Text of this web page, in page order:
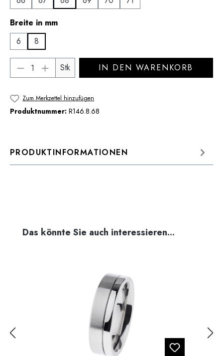
Breite in mmauswählen
6
8
Produkt Anzahl: Gib den gewünschten
Stk IN DEN WARENKORB
Zum Merkzettel hinzufügen
Produktnummer: R146.8.68
PRODUKTINFORMATIONEN
Produktgalerie überspringen
Das könnte Sie auch interessieren...